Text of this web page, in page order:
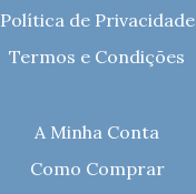
Política de Privacidade
Termos e Condições
A Minha Conta
Como Comprar